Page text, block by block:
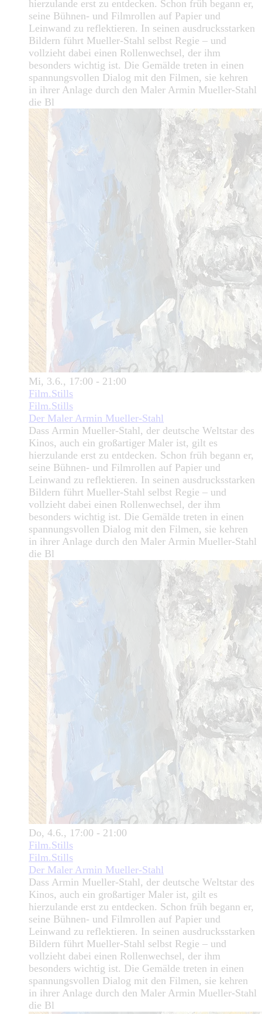
hierzulande erst zu entdecken. Schon früh begann er,
seine Bühnen- und Filmrollen auf Papier und
Leinwand zu reflektieren. In seinen ausdrucksstarken
Bildern führt Mueller-Stahl selbst Regie – und
vollzieht dabei einen Rollenwechsel, der ihm
besonders wichtig ist. Die Gemälde treten in einen
spannungsvollen Dialog mit den Filmen, sie kehren
in ihrer Anlage durch den Maler Armin Mueller-Stahl
die Bl
Mi, 3.6., 17:00 - 21:00
Film.Stills
Film.Stills
Der Maler Armin Mueller-Stahl
Dass Armin Mueller-Stahl, der deutsche Weltstar des
Kinos, auch ein großartiger Maler ist, gilt es
hierzulande erst zu entdecken. Schon früh begann er,
seine Bühnen- und Filmrollen auf Papier und
Leinwand zu reflektieren. In seinen ausdrucksstarken
Bildern führt Mueller-Stahl selbst Regie – und
vollzieht dabei einen Rollenwechsel, der ihm
besonders wichtig ist. Die Gemälde treten in einen
spannungsvollen Dialog mit den Filmen, sie kehren
in ihrer Anlage durch den Maler Armin Mueller-Stahl
die Bl
Do, 4.6., 17:00 - 21:00
Film.Stills
Film.Stills
Der Maler Armin Mueller-Stahl
Dass Armin Mueller-Stahl, der deutsche Weltstar des
Kinos, auch ein großartiger Maler ist, gilt es
hierzulande erst zu entdecken. Schon früh begann er,
seine Bühnen- und Filmrollen auf Papier und
Leinwand zu reflektieren. In seinen ausdrucksstarken
Bildern führt Mueller-Stahl selbst Regie – und
vollzieht dabei einen Rollenwechsel, der ihm
besonders wichtig ist. Die Gemälde treten in einen
spannungsvollen Dialog mit den Filmen, sie kehren
in ihrer Anlage durch den Maler Armin Mueller-Stahl
die Bl